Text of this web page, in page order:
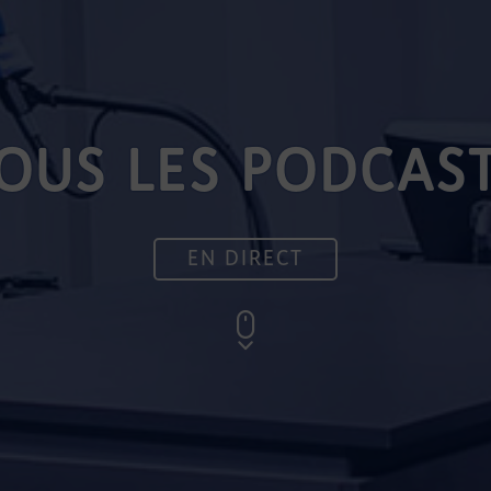
LES
EN DIRECT